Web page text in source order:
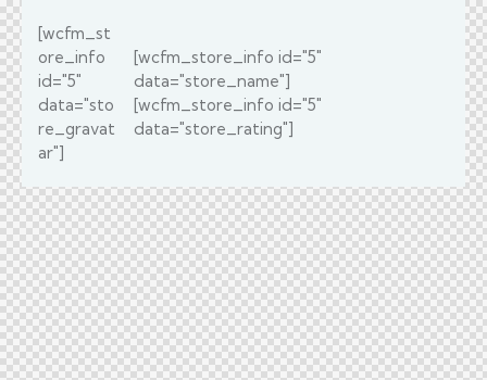
[wcfm_st
ore_info
id="5"
data="sto
re_gravat
ar"]
[wcfm_store_info id="5"
data="store_name"]
[wcfm_store_info id="5"
data="store_rating"]